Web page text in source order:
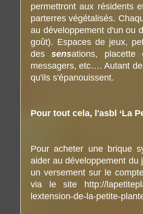
permettront aux résidents
parterres végétalisés.
au développement d'un ou
goût). Espaces de jeux,
dessensations, placette
messagers, etc…. Autant
qu'ils s'épanouissent.
Pour tout cela, l'asbl ‘La
Pour acheter une brique
aider au développement du
un versement sur le
via le site http://
lextension-de-la-petite-